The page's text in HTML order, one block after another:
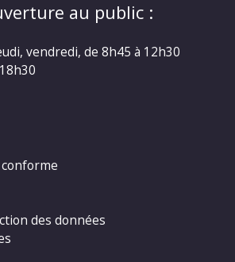
au public :
vendredi, de 8h45 à 12h30
des données